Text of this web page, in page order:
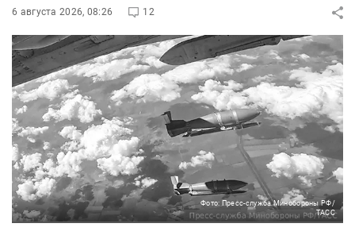
6 августа 2026, 08:26 12
Фото: Пресс-служба Минобороны РФ/
ТАСС